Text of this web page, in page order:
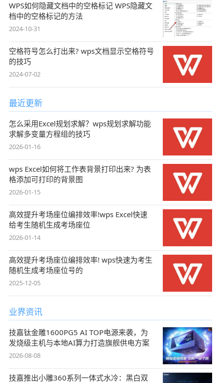
WPS如何隐藏文档中的空格标记 WPS隐藏文
档中的空格标记的方法
2024-10-31
空格符号怎么打出来? wps文档显示空格符号
的技巧
2024-07-02
最近更新
怎么采用Excel规划求解？wps规划求解功能
求解多变量方程组的技巧
2026-01-16
wps Excel如何将工作表背景打印出来? 为表
格添加可打印的背景图
2026-01-15
高效提升考场座位编排效率!wps Excel快速
给考生随机生成考场座位
2026-01-14
高效提升考场座位编排效率! wps快速为考生
随机生成考场座位号的
2025-12-05
业界资讯
技嘉钛金雕1600PG5 AI TOP电源来袭，为
发烧级主机与本地AI算力打造旗舰供电方案
2026-08-08
技嘉推出小雕360系列一体式水冷：黑白双